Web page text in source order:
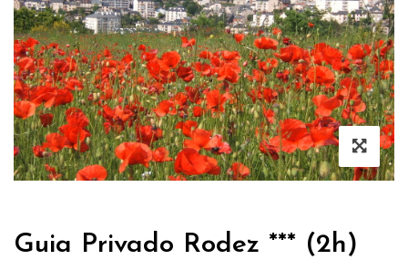
Guia Privado Rodez *** (2h)